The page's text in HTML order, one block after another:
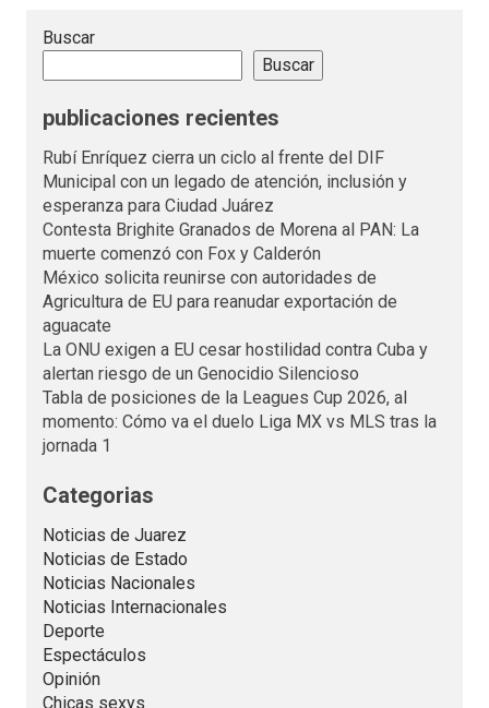
Buscar
Buscar
publicaciones recientes
Rubí Enríquez cierra un ciclo al frente del DIF
Municipal con un legado de atención, inclusión y
esperanza para Ciudad Juárez
Contesta Brighite Granados de Morena al PAN: La
muerte comenzó con Fox y Calderón
México solicita reunirse con autoridades de
Agricultura de EU para reanudar exportación de
aguacate
La ONU exigen a EU cesar hostilidad contra Cuba y
alertan riesgo de un Genocidio Silencioso
Tabla de posiciones de la Leagues Cup 2026, al
momento: Cómo va el duelo Liga MX vs MLS tras la
jornada 1
Categorias
Noticias de Juarez
Noticias de Estado
Noticias Nacionales
Noticias Internacionales
Deporte
Espectáculos
Opinión
Chicas sexys